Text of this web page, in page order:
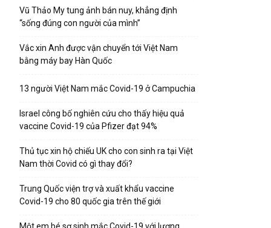
Vũ Thảo My tung ảnh bán nuy, khẳng định
“sống đúng con người của mình”
Vắc xin Anh được vận chuyển tới Việt Nam
bằng máy bay Hàn Quốc
13 người Việt Nam mắc Covid-19 ở Campuchia
Israel công bố nghiên cứu cho thấy hiệu quả
vaccine Covid-19 của Pfizer đạt 94%
Thủ tục xin hộ chiếu UK cho con sinh ra tại Việt
Nam thời Covid có gì thay đổi?
Trung Quốc viện trợ và xuất khẩu vaccine
Covid-19 cho 80 quốc gia trên thế giới